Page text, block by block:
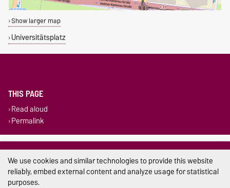
Show larger map
Universitätsplatz
THIS PAGE
Read aloud
Permalink
Legal Notes
Privacy Policy
We use cookies and similar technologies to provide this website
reliably, embed external content and analyze usage for statistical
purposes.